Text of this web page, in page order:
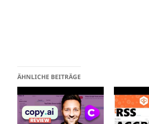
ÄHNLICHE BEITRÄGE